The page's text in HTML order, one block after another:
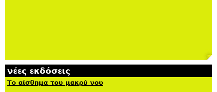
νέες εκδόσεις
Το αίσθημα του μακρύ νου